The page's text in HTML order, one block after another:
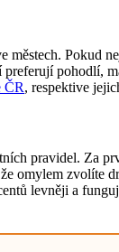
pohodlí,
ČR, respektive
pravidel. Za
omylem zvolíte
levněji a